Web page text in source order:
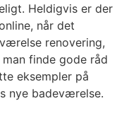
Heldigvis er der
når det
renovering,
finde gode råd
eksempler på
nye badeværelse.